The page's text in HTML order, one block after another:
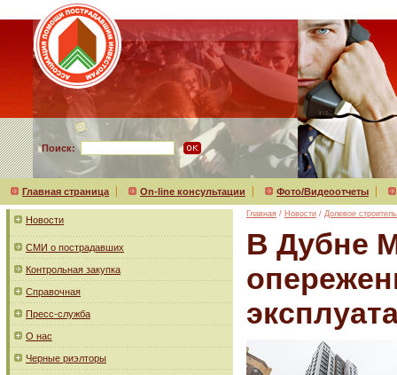
Поиск:
Главная страница On-line консультации Фото/Видеоотчеты
Новости
СМИ о пострадавших
Контрольная закупка
Справочная
Пресс-служба
О нас
Черные риэлторы
Главная / Новости / Долевое
В Дубне